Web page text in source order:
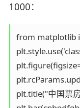
1000：
from matplotlib
plt.title("中国票